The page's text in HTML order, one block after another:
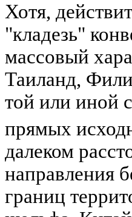
Хотя,
"кладезь"
массовый
Таиланд,
той или иной
прямых
далеком
направления
границ